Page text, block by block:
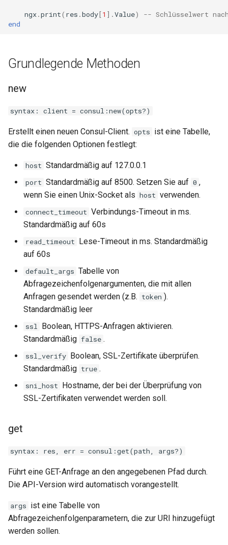
html-sanitize
image-filter
immerse
immutable
internal-redirect
ipset-access
jpeg
json-var
keyval
label
length-hiding
limit-traffic-rate
live-common
log-sqlite
log-var-set
ngx.print( res .body[1 ].Value)
-- Schlüsselwert
end
Grundlegende Methoden
new
syntax: client = consul:new(opts?)
Erstellt einen neuen Consul-Client. opts ist eine Tabelle,
die die folgenden Optionen festlegt:
host Standardmäßig auf 127.0.0.1
port Standardmäßig auf 8500. Setzen Sie auf 0 ,
wenn Sie einen Unix-Socket als host verwenden.
connect_timeout Verbindungs-Timeout in ms.
Standardmäßig auf 60s
read_timeout Lese-Timeout in ms. Standardmäßig
auf 60s
default_args Tabelle von
Abfragezeichenfolgenargumenten, die mit allen
Anfragen gesendet werden (z.B. token ).
Standardmäßig leer
ssl Boolean, HTTPS-Anfragen aktivieren.
Standardmäßig false .
ssl_verify Boolean, SSL-Zertifikate überprüfen.
Standardmäßig true .
sni_host Hostname, der bei der Überprüfung von
SSL-Zertifikaten verwendet werden soll.
get
syntax: res, err = consul:get(path, args?)
Führt eine GET-Anfrage an den angegebenen Pfad durch.
Die API-Version wird automatisch vorangestellt.
args ist eine Tabelle von
Abfragezeichenfolgenparametern, die zur URI hinzugefügt
werden sollen.